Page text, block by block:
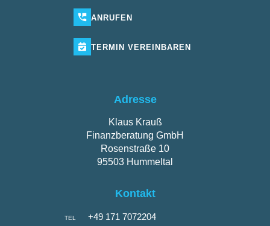
ANRUFEN
TERMIN VEREINBAREN
Adresse
Klaus Krauß
Finanzberatung GmbH
Rosenstraße 10
95503 Hummeltal
Kontakt
TEL +49 171 7072204